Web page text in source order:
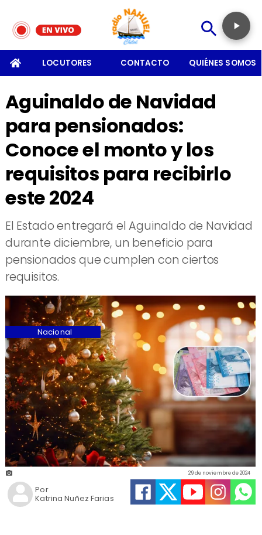
LOCUTORES CONTACTO QUIÉNES SOMOS
Aguinaldo de Navidad
para pensionados:
Conoce el monto y los
requisitos para recibirlo
este 2024
​El Estado entregará el Aguinaldo de Navidad
durante diciembre, un beneficio para
pensionados que cumplen con ciertos
requisitos.
Katrina Nuñez Farias
29 de noviembre de 2024
Nacional
Por